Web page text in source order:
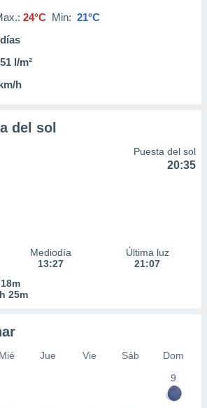
24°C Min: 21°C
días
51 l/m²
h
del sol
Puesta del sol
20:35
Mediodía
13:27
Última luz
21:07
25m
Mié Jue Vie Sáb
Dom
9